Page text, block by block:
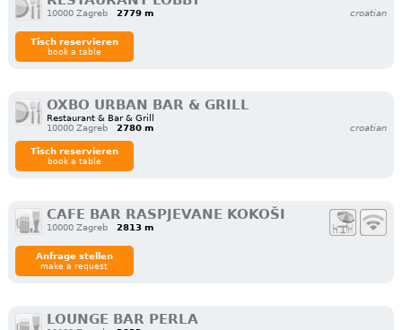
10000 Zagreb 2779 m croatian
Tisch reservieren
book a table
OXBO URBAN BAR & GRILL
Restaurant & Bar & Grill
10000 Zagreb
2780 m croatian
Tisch reservieren
book a table
CAFE BAR RASPJEVANE KOKOŠI
10000 Zagreb 2813 m
Anfrage stellen
make a request
LOUNGE BAR PERLA